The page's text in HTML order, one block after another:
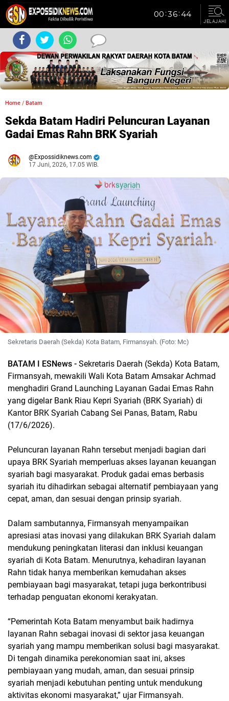
JELAJAHI
Home / Batam
Sekda Batam Hadiri Peluncuran Layanan
Gadai Emas Rahn BRK Syariah
Expossidiknews.com
17 Juni, 2026, 17.05 WIB.
Sekretaris Daerah (Sekda) Kota Batam, Firmansyah. (Foto: Mc)
BATAM I ESNews - Sekretaris Daerah (Sekda) Kota Batam,
Firmansyah, mewakili Wali Kota Batam Amsakar Achmad
menghadiri Grand Launching Layanan Gadai Emas Rahn
yang digelar Bank Riau Kepri Syariah (BRK Syariah) di
Kantor BRK Syariah Cabang Sei Panas, Batam, Rabu
(17/6/2026).
Peluncuran layanan Rahn tersebut menjadi bagian dari
upaya BRK Syariah memperluas akses layanan keuangan
syariah bagi masyarakat. Produk gadai emas berbasis
syariah itu dihadirkan sebagai alternatif pembiayaan yang
cepat, aman, dan sesuai dengan prinsip syariah.
Dalam sambutannya, Firmansyah menyampaikan
apresiasi atas inovasi yang dilakukan BRK Syariah dalam
mendukung peningkatan literasi dan inklusi keuangan
syariah di Kota Batam. Menurutnya, kehadiran layanan
Rahn tidak hanya memberikan kemudahan akses
pembiayaan bagi masyarakat, tetapi juga berkontribusi
terhadap penguatan ekonomi kerakyatan.
“Pemerintah Kota Batam menyambut baik hadirnya
layanan Rahn sebagai inovasi di sektor jasa keuangan
syariah yang mampu memberikan solusi bagi masyarakat.
Di tengah dinamika perekonomian saat ini, akses
pembiayaan yang mudah, aman, dan sesuai prinsip
syariah menjadi kebutuhan penting untuk mendukung
aktivitas ekonomi masyarakat,” ujar Firmansyah.